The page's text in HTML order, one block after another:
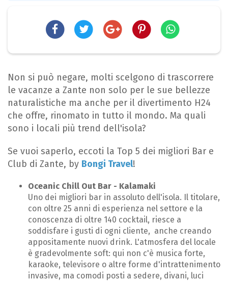
Non si può negare, molti scelgono di trascorrere
le vacanze a Zante non solo per le sue bellezze
naturalistiche ma anche per il divertimento H24
che offre, rinomato in tutto il mondo. Ma quali
sono i locali più trend dell'isola?
Se vuoi saperlo, eccoti la Top 5 dei migliori Bar e
Club di Zante, by Bongi Travel!
Oceanic Chill Out Bar - Kalamaki
Uno dei migliori bar in assoluto dell'isola. Il titolare,
con oltre 25 anni di esperienza nel settore e la
conoscenza di oltre 140 cocktail, riesce a
soddisfare i gusti di ogni cliente, anche creando
appositamente nuovi drink. L'atmosfera del locale
è gradevolmente soft: qui non c'è musica forte,
karaoke, televisore o altre forme d'intrattenimento
invasive, ma comodi posti a sedere, divani, luci